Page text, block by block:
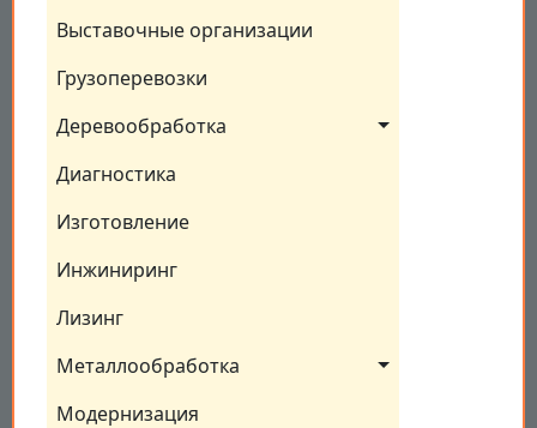
Выставочные организации
Грузоперевозки
Деревообработка
Диагностика
Изготовление
Инжиниринг
Лизинг
Металлообработка
Модернизация